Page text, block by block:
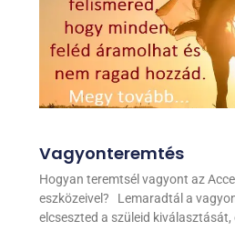
Vagyonteremtés
Hogyan teremtsél vagyont az
eszközeivel? Lemaradtál a
elcseszted a szüleid kiválasztását,